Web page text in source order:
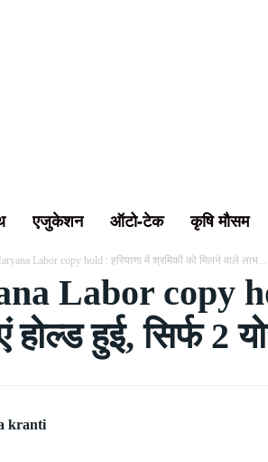
एजुकेशन ऑटो-टेक कृषि मौसम
Labor copy hold : हरियाणा में श्रमिकों को मिलने वाले लाभ...
Labor copy
होल्ड हुई, सिर्फ 2
kranti